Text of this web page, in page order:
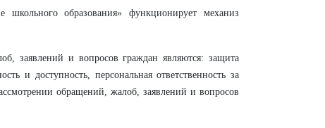
школьного образования» функционирует механиз
заявлений и вопросов граждан являются: защита
и доступность, персональная ответственность за
обращений, жалоб, заявлений и вопросов